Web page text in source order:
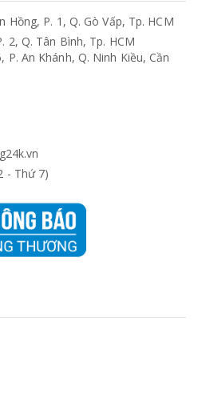
Hồng, P. 1, Q. Gò Vấp, Tp. HCM
2, Q. Tân Bình, Tp. HCM
P. An Khánh, Q. Ninh Kiều, Cần
- Thứ 7)